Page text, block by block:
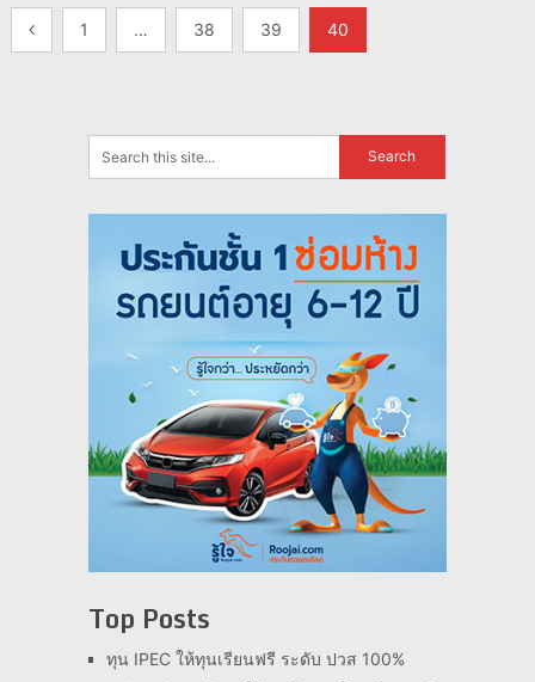
แนะแนว
1 … 38 39 40
Top Posts
ทุน IPEC ให้ทุนเรียนฟรี ระดับ ปวส 100%